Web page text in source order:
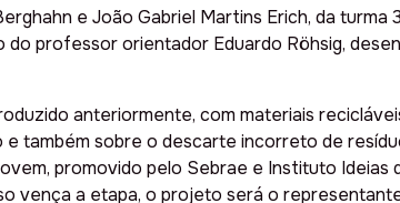
e João Gabriel Martins Erich, da
professor orientador Eduardo Röhsig,
anteriormente, com materiais
também sobre o descarte incorreto de
promovido pelo Sebrae e Instituto
vença a etapa, o projeto será o